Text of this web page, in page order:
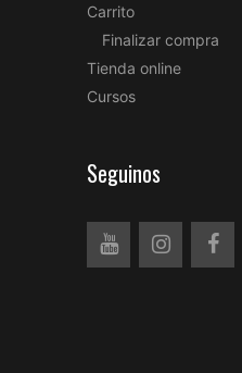
Carrito
Finalizar compra
Tienda online
Cursos
Seguinos